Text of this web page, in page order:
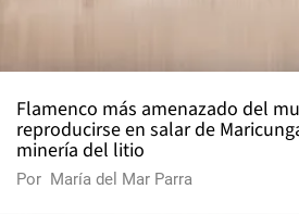
Flamenco más amenazado del
reproducirse en salar de
minería del litio
Por María del Mar Parra